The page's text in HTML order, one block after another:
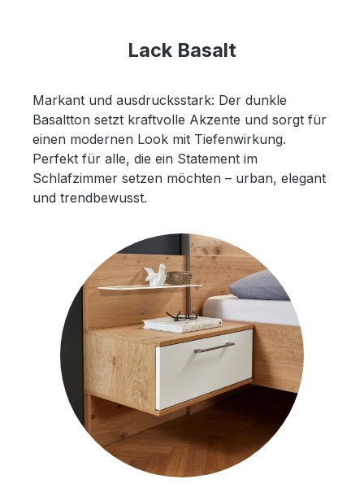
Lack Basalt
Markant und ausdrucksstark: Der dunkle
Basaltton setzt kraftvolle Akzente und sorgt für
einen modernen Look mit Tiefenwirkung.
Perfekt für alle, die ein Statement im
Schlafzimmer setzen möchten – urban, elegant
und trendbewusst.